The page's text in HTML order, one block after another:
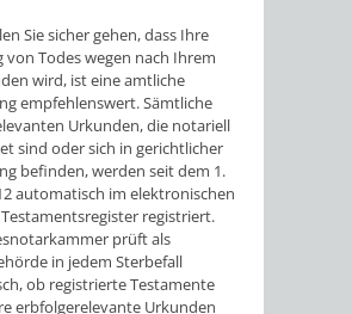
Sie sicher gehen, dass Ihre
von Todes wegen nach Ihrem
wird, ist eine amtliche
empfehlenswert. Sämtliche
Urkunden, die notariell
sind oder sich in gerichtlicher
befinden, werden seit dem 1.
automatisch im elektronischen
registriert.
prüft als
in jedem Sterbefall
ob registrierte Testamente
erbfolgerelevante Urkunden